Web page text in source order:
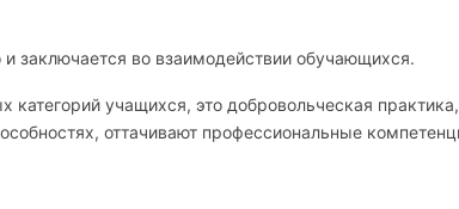
заключается во взаимодействии обучающихся.
учащихся, это добровольческая практика,
оттачивают профессиональные